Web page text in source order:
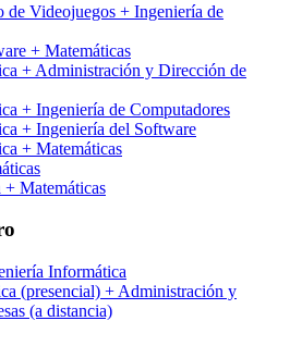
de Videojuegos + Ingeniería de
+ Matemáticas
+ Administración y Dirección de
+ Ingeniería de Computadores
+ Ingeniería del Software
+ Matemáticas
Matemáticas
Informática
(presencial) + Administración y
(a distancia)